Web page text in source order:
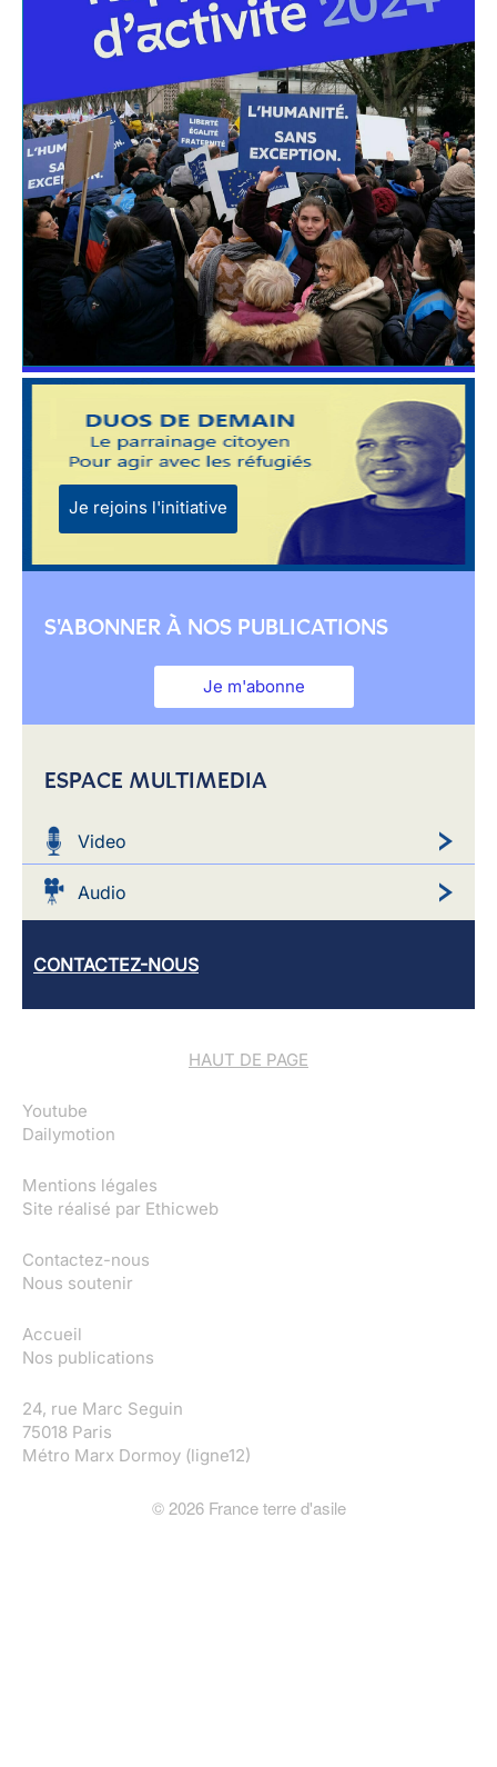
Je rejoins l'initiative
S'ABONNER À NOS PUBLICATIONS
Je m'abonne
ESPACE MULTIMEDIA
Video
Audio
CONTACTEZ-NOUS
HAUT DE PAGE
Youtube
Dailymotion
Mentions légales
Site réalisé par Ethicweb
Contactez-nous
Nous soutenir
Accueil
Nos publications
24, rue Marc Seguin
75018 Paris
Métro Marx Dormoy (ligne12)
© 2026France terre d'asile